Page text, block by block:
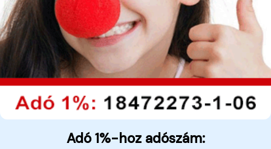
Adó 1%-hoz adószám: